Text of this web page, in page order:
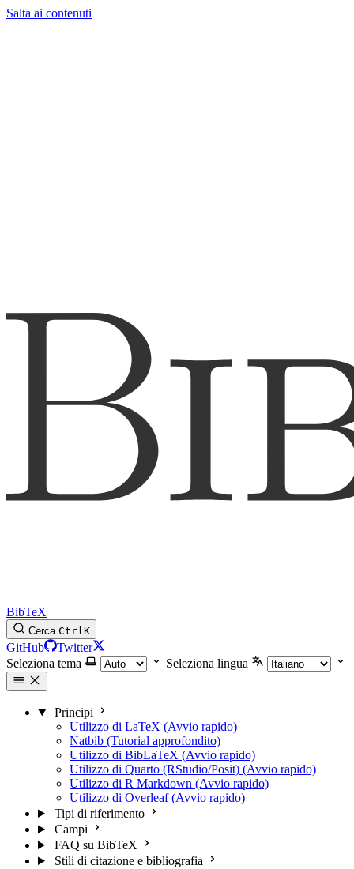
Salta ai contenuti
BibTeX
Cerca CtrlK
GitHub
Twitter
Seleziona tema
Seleziona lingua
Principi
Utilizzo di LaTeX (Avvio rapido)
Natbib (Tutorial approfondito)
Utilizzo di BibLaTeX (Avvio rapido)
Utilizzo di Quarto (RStudio/Posit) (Avvio rapido)
Utilizzo di R Markdown (Avvio rapido)
Utilizzo di Overleaf (Avvio rapido)
Tipi di riferimento
Campi
FAQ su BibTeX
Stili di citazione e bibliografia